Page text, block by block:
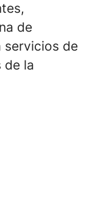
de
servicios de
de la